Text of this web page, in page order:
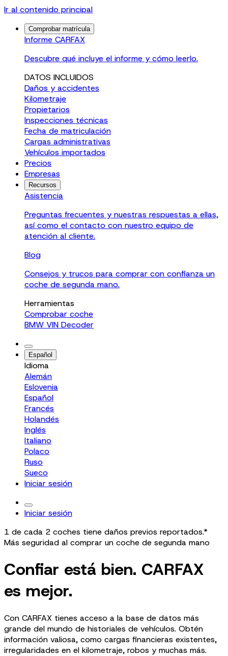
Ir al contenido principal
Comprobar matrícula
Informe CARFAX
Descubre qué incluye el informe y cómo leerlo.
DATOS INCLUIDOS
Daños y accidentes
Kilometraje
Propietarios
Inspecciones técnicas
Fecha de matriculación
Cargas administrativas
Vehículos importados
Precios
Empresas
Recursos
Asistencia
Preguntas frecuentes y nuestras respuestas a ellas,
así como el contacto con nuestro equipo de
atención al cliente.
Blog
Consejos y trucos para comprar con confianza un
coche de segunda mano.
Herramientas
Comprobar coche
BMW VIN Decoder
Español
Idioma
Alemán
Eslovenia
Español
Francés
Holandés
Inglés
Italiano
Polaco
Ruso
Sueco
Iniciar sesión
Iniciar sesión
1 de cada 2 coches tiene daños previos reportados.*
Más seguridad al comprar un coche de segunda mano
Confiar está bien. CARFAX
es mejor.
Con CARFAX tienes acceso a la base de datos más
grande del mundo de historiales de vehículos. Obtén
información valiosa, como cargas financieras existentes,
irregularidades en el kilometraje, robos y muchas más.